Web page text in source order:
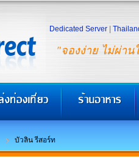
"จองง่าย ไม่ผ่าน
Dedicated Server
บัวลิน รีสอร์ท